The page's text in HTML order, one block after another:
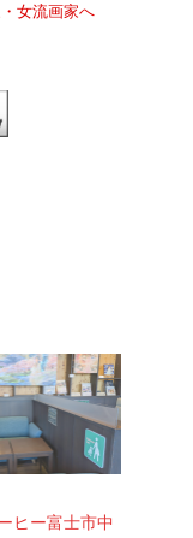
ヒー富士市中